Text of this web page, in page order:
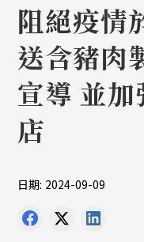
阻絕疫情
送含豬肉
宣導 並
店
日期: 2024-09-09